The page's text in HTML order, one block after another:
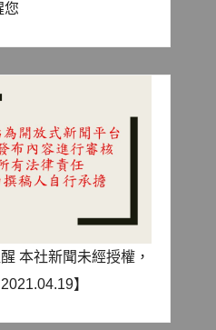
您
本社新聞未經授權，
】